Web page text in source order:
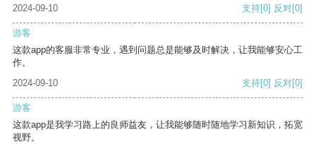
2024-09-10
支持[0] 反对[0]
游客
这款app的客服非常专业，遇到问题总是能够及时解决，让我能够安心工
作。
2024-09-10
支持[0] 反对[0]
游客
这款app是我学习路上的良师益友，让我能够随时随地学习新知识，拓宽
视野。